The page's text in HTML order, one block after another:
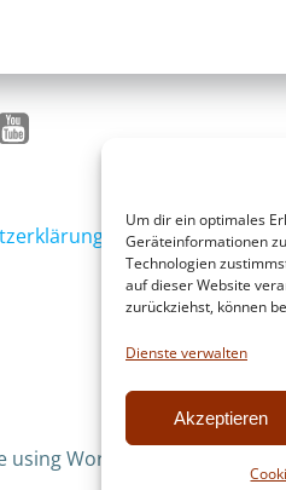
Um dir ein optimales
Geräteinformationen
Technologien
auf dieser Website
zurückziehst, können
Dienste verwalten
Akzeptieren
WordPress and